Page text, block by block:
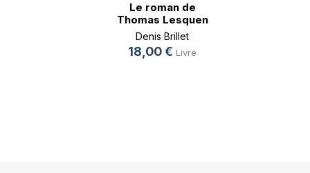
Le roman de
Thomas Lesquen
Denis Brillet
18,00 € Livre